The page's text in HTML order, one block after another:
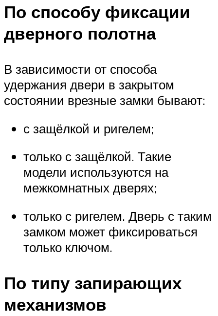
По способу фиксации
дверного полотна
В зависимости от способа
удержания двери в закрытом
состоянии врезные замки бывают:
с защёлкой и ригелем;
только с защёлкой. Такие
модели используются на
межкомнатных дверях;
только с ригелем. Дверь с таким
замком может фиксироваться
только ключом.
По типу запирающих
механизмов